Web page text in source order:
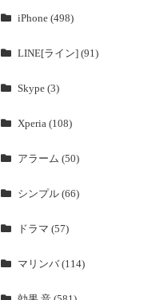
iPhone (498)
LINE[ライン] (91)
Skype (3)
Xperia (108)
アラーム (50)
シンプル (66)
ドラマ (57)
マリンバ (114)